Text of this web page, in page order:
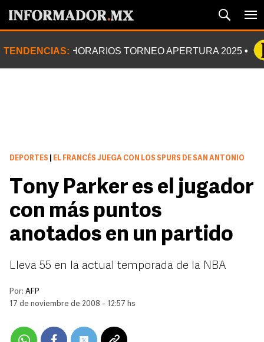
TENDENCIAS: HORARIOS TORNEO APERTURA 2025
DEPORTES EL FRANCÉS JUEGA CON LOS SPURS DE SAN ANTONIO
Tony Parker es el jugador
con más puntos
anotados en un partido
Lleva 55 en la actual temporada de la NBA
Por: AFP
17 de noviembre de 2008 - 12:57 hs